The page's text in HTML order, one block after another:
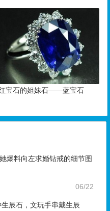
宝石的姐妹石——蓝宝石
爆料向左求婚钻戒的细节图
06/22
辰石，文玩手串戴生辰